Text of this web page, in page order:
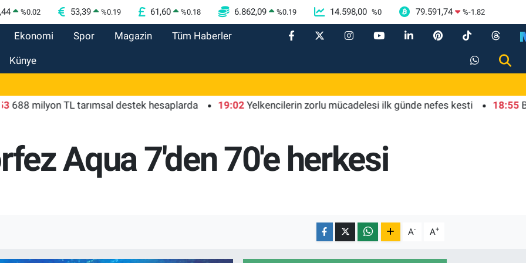
%0.02 53,39 %0.19 61,60 %0.18 6.862,09 %0.19 14.598,00 %0 79.591,74 %-1.82
Ekonomi Spor Magazin Tüm Haberler
Künye
milyon TL tarımsal destek hesaplarda 19:02 Yelkencilerin zorlu mücadelesi ilk günde nefes kesti 18:55
Aqua 7'den 70'e herkesi
A- A+